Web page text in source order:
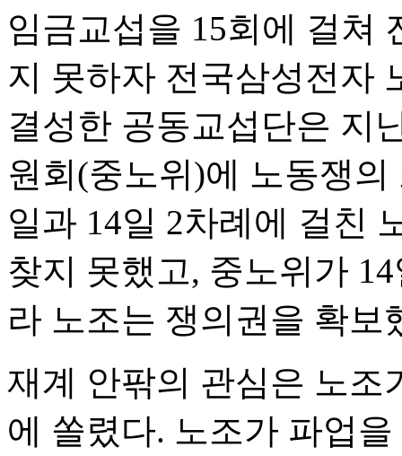
임금교섭을 15회에 걸쳐
지 못하자 전국삼성전자
결성한 공동교섭단은 지
원회(중노위)에 노동쟁
일과 14일 2차례에 걸친
찾지 못했고, 중노위가
라 노조는 쟁의권을 확보
재계 안팎의 관심은 노조
에 쏠렸다. 노조가 파업